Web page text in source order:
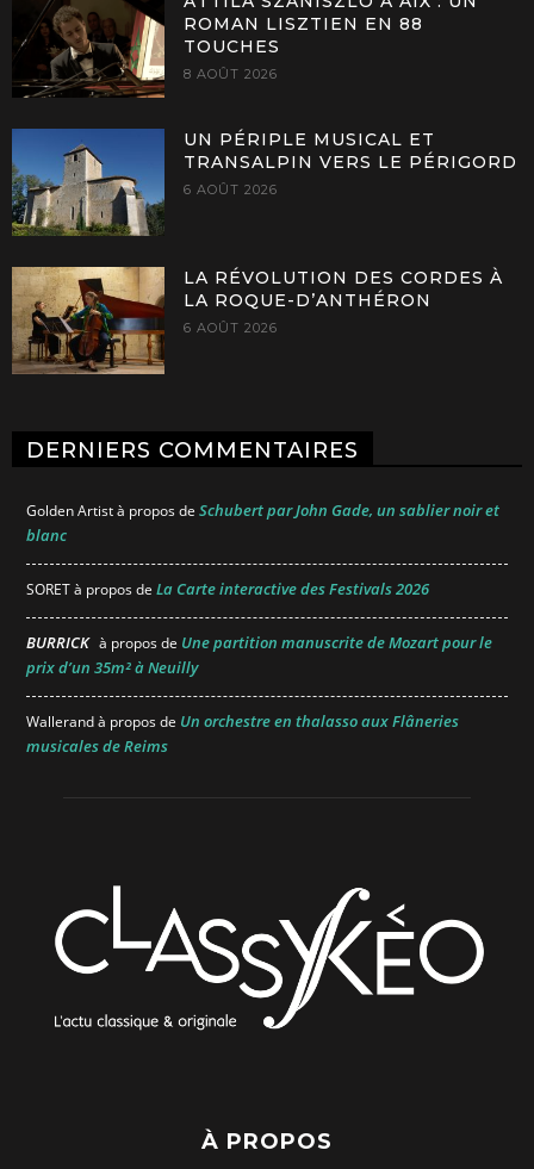
ROMAN LISZTIEN EN 88
TOUCHES
8 AOÛT 2026
UN PÉRIPLE MUSICAL ET
TRANSALPIN VERS LE PÉRIGORD
6 AOÛT 2026
LA RÉVOLUTION DES CORDES À
LA ROQUE-D’ANTHÉRON
6 AOÛT 2026
DERNIERS COMMENTAIRES
Golden Artistà propos de Schubert par John Gade, un sablier noir et
blanc
SORETà propos de La Carte interactive des Festivals 2026
BURRICK à propos de Une partition manuscrite de Mozart pour le
prix d’un 35m² à Neuilly
Wallerandà propos de Un orchestre en thalasso aux Flâneries
musicales de Reims
À PROPOS